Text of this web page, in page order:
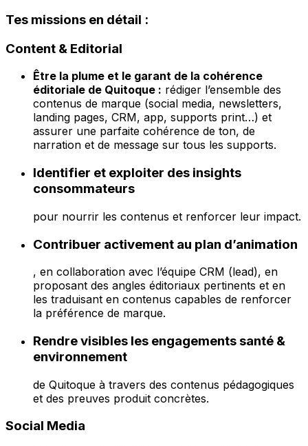
Tes missions en détail :
Content & Editorial
Être la plume et le garant de la cohérence
éditoriale de Quitoque : rédiger l’ensemble des
contenus de marque (social media, newsletters,
landing pages, CRM, app, supports print…) et
assurer une parfaite cohérence de ton, de
narration et de message sur tous les supports.
Identifier et exploiter des insights
consommateurs
pour nourrir les contenus et renforcer leur impact.
Contribuer activement au plan d’animation
, en collaboration avec l’équipe CRM (lead), en
proposant des angles éditoriaux pertinents et en
les traduisant en contenus capables de renforcer
la préférence de marque.
Rendre visibles les engagements santé &
environnement
de Quitoque à travers des contenus pédagogiques
et des preuves produit concrètes.
Social Media